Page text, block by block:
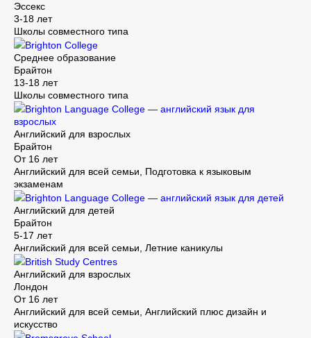
Эссекс
3-18 лет
Школы совместного типа
Brighton College
Среднее образование
Брайтон
13-18 лет
Школы совместного типа
Brighton Language College — английский язык для
взрослых
Английский для взрослых
Брайтон
От 16 лет
Английский для всей семьи, Подготовка к языковым
экзаменам
Brighton Language College — английский язык для детей
Английский для детей
Брайтон
5-17 лет
Английский для всей семьи, Летние каникулы
British Study Centres
Английский для взрослых
Лондон
От 16 лет
Английский для всей семьи, Английский плюс дизайн и
искусство